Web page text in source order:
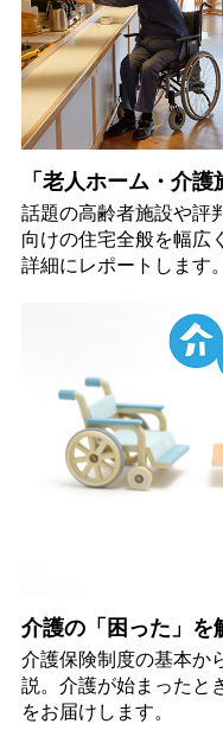
「老人ホーム・介
話題の高齢者施設や評
向けの住宅全般を幅広
詳細にレポートします。
介護の「困った」を
介護保険制度の基本か
説。介護が始まったと
をお届けします。